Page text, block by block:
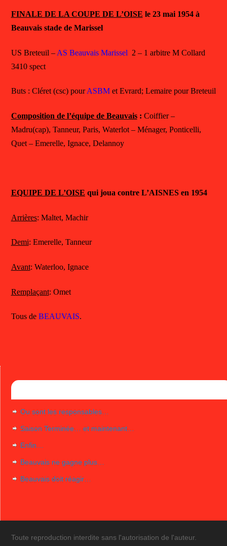
FINALE DE LA COUPE DE L’OISE le 23 mai 1954 à
Beauvais stade de Marissel
US Breteuil –AS Beauvais Marissel 2 – 1 arbitre M Collard
3410 spect
Buts : Cléret (csc) pourASBMet Evrard; Lemaire pour Breteuil
Composition de l’équipe de Beauvais: Coiffier –
Madru(cap), Tanneur, Paris, Waterlot – Ménager, Ponticelli,
Quet – Emerelle, Ignace, Delannoy
EQUIPE DE L’OISE qui joua contre L’AISNES en 1954
Arrières: Maltet, Machir
Demi: Emerelle, Tanneur
Avant: Waterloo, Ignace
Remplaçant: Omet
Tous de BEAUVAIS.
Ou sont les responsables…
Saison Terminée… et maintenant…
Enfin…
Beauvais ne gagne plus…
Beauvais doit réagir…
Toute reproduction interdite sans l'autorisation de l'auteur.